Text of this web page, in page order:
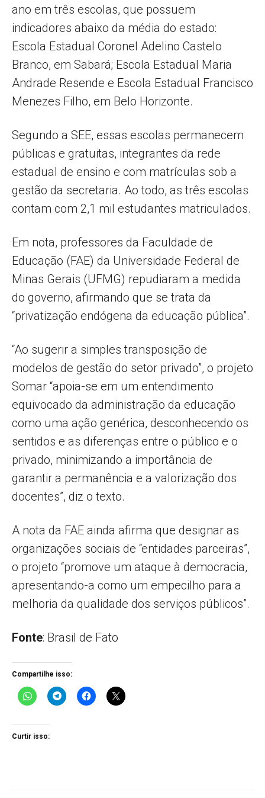
ano em três escolas, que possuem
indicadores abaixo da média do estado:
Escola Estadual Coronel Adelino Castelo
Branco, em Sabará; Escola Estadual Maria
Andrade Resende e Escola Estadual Francisco
Menezes Filho, em Belo Horizonte.
Segundo a SEE, essas escolas permanecem
públicas e gratuitas, integrantes da rede
estadual de ensino e com matrículas sob a
gestão da secretaria. Ao todo, as três escolas
contam com 2,1 mil estudantes matriculados.
Em nota, professores da Faculdade de
Educação (FAE) da Universidade Federal de
Minas Gerais (UFMG) repudiaram a medida
do governo, afirmando que se trata da
“privatização endógena da educação pública”.
“Ao sugerir a simples transposição de
modelos de gestão do setor privado”, o projeto
Somar “apoia-se em um entendimento
equivocado da administração da educação
como uma ação genérica, desconhecendo os
sentidos e as diferenças entre o público e o
privado, minimizando a importância de
garantir a permanência e a valorização dos
docentes”, diz o texto.
A nota da FAE ainda afirma que designar as
organizações sociais de “entidades parceiras”,
o projeto “promove um ataque à democracia,
apresentando-a como um empecilho para a
melhoria da qualidade dos serviços públicos”.
Fonte: Brasil de Fato
Compartilhe isso:
Curtir isso: